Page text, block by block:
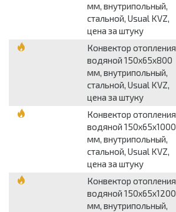
мм, внутрипольный,
стальной, Usual KVZ,
цена за штуку
Конвектор отопления
водяной 150х65х800
мм, внутрипольный,
стальной, Usual KVZ,
цена за штуку
Конвектор отопления
водяной 150х65х1000
мм, внутрипольный,
стальной, Usual KVZ,
цена за штуку
Конвектор отопления
водяной 150х65х1200
мм, внутрипольный,